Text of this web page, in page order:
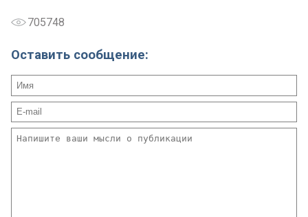
705748
Оставить сообщение: